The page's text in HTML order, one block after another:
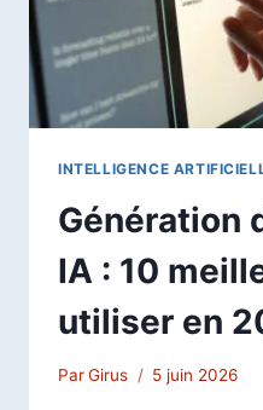
INTELLIGENCE
Génération
IA : 10
utiliser en
ParGirus 5 juin 2026